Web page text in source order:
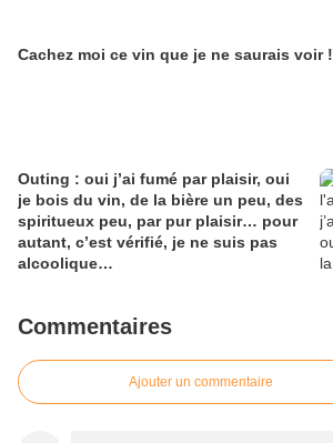
Cachez moi ce vin que je ne saurais voir !
Outing : oui j’ai fumé par plaisir, oui
je bois du vin, de la bière un peu, des
spiritueux peu, par pur plaisir… pour
autant, c’est vérifié, je ne suis pas
alcoolique…
Commentaires
Ajouter un commentaire